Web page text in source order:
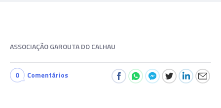
ASSOCIAÇÃO GAROUTA DO CALHAU
0 Comentários